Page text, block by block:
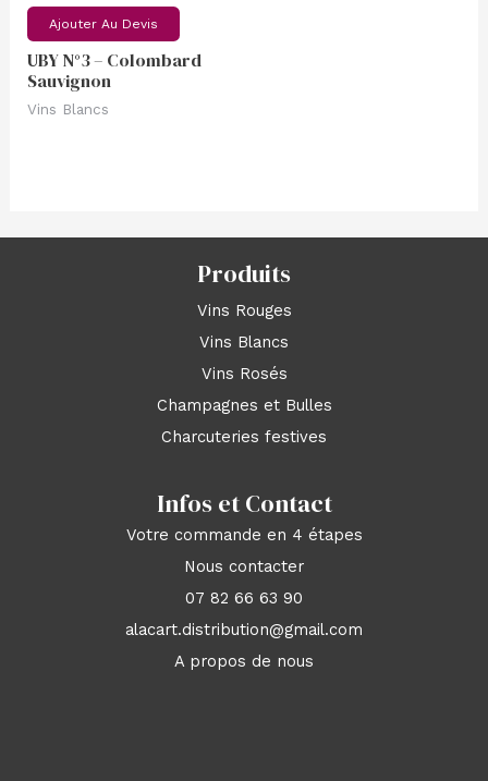
Ajouter Au Devis
UBY N°3 – Colombard
Sauvignon
Vins Blancs
Produits
Vins Rouges
Vins Blancs
Vins Rosés
Champagnes et Bulles
Charcuteries festives
Infos et Contact
Votre commande en 4 étapes
Nous contacter
07 82 66 63 90
alacart.distribution@gmail.com
A propos de nous